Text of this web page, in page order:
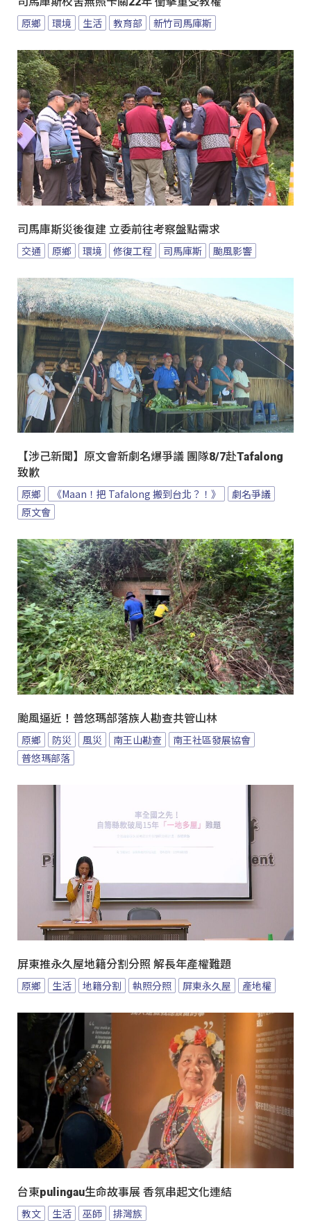
原鄉 環境 生活 教育部 新竹司馬庫斯
司馬庫斯災後復建 立委前往考察盤點需求
交通 原鄉 環境 修復工程 司馬庫斯 颱風影響
【涉己新聞】原文會新劇名爆爭議 團隊8/7赴Tafalong
致歉
原鄉 《Maan！把 Tafalong 搬到台北？！》
劇名爭議
原文會
颱風逼近！普悠瑪部落族人勘查共管山林
原鄉 防災 風災 南王山勘查
南王社區發展協會
普悠瑪部落
屏東推永久屋地籍分割分照 解長年產權難題
原鄉 生活 地籍分割 執照分照 屏東永久屋 產地權
台東pulingau生命故事展 香氛串起文化連結
教文 生活 巫師 排灣族